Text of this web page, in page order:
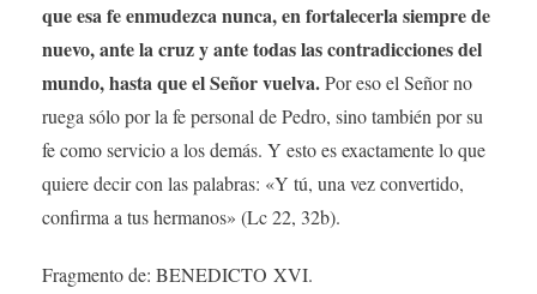
que esa fe enmudezca nunca, en fortalecerla siempre de
nuevo, ante la cruz y ante todas las contradicciones del
mundo, hasta que el Señor vuelva.Por eso el Señor no
ruega sólo por la fe personal de Pedro, sino también por su
fe como servicio a los demás. Y esto es exactamente lo que
quiere decir con las palabras: «Y tú, una vez convertido,
confirma a tus hermanos» (Lc 22, 32b).
Fragmento de: BENEDICTO XVI.